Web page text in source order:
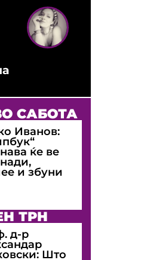
САБОТА
Иванов:
ќе ве
и збуни
ТРН
д-р
Што